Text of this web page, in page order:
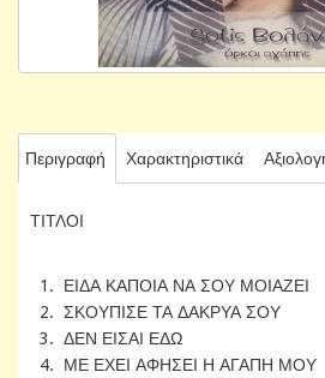
Περιγραφή Χαρακτηριστικά
ΤΙΤΛΟΙ
1. ΕΙΔΑ ΚΑΠΟΙΑ ΝΑ ΣΟΥ ΜΟΙΑΖΕΙ
2. ΣΚΟΥΠΙΣΕ ΤΑ ΔΑΚΡΥΑ ΣΟΥ
3. ΔΕΝ ΕΙΣΑΙ ΕΔΩ
4. ΜΕ ΕΧΕΙ ΑΦΗΣΕΙ Η ΑΓΑΠΗ ΜΟΥ